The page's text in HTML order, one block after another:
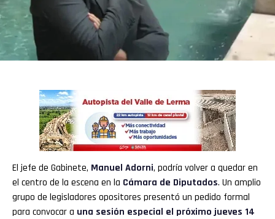
El jefe de Gabinete, Manuel Adorni, podría volver a quedar en
el centro de la escena en la Cámara de Diputados. Un amplio
grupo de legisladores opositores presentó un pedido formal
para convocar a una sesión especial el próximo jueves 14